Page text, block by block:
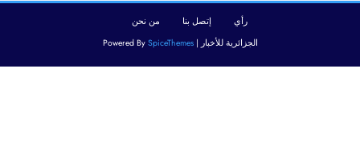
رأي إتصل بنا
من نحن
الجزائرية للأخبار | Powered BySpiceThemes